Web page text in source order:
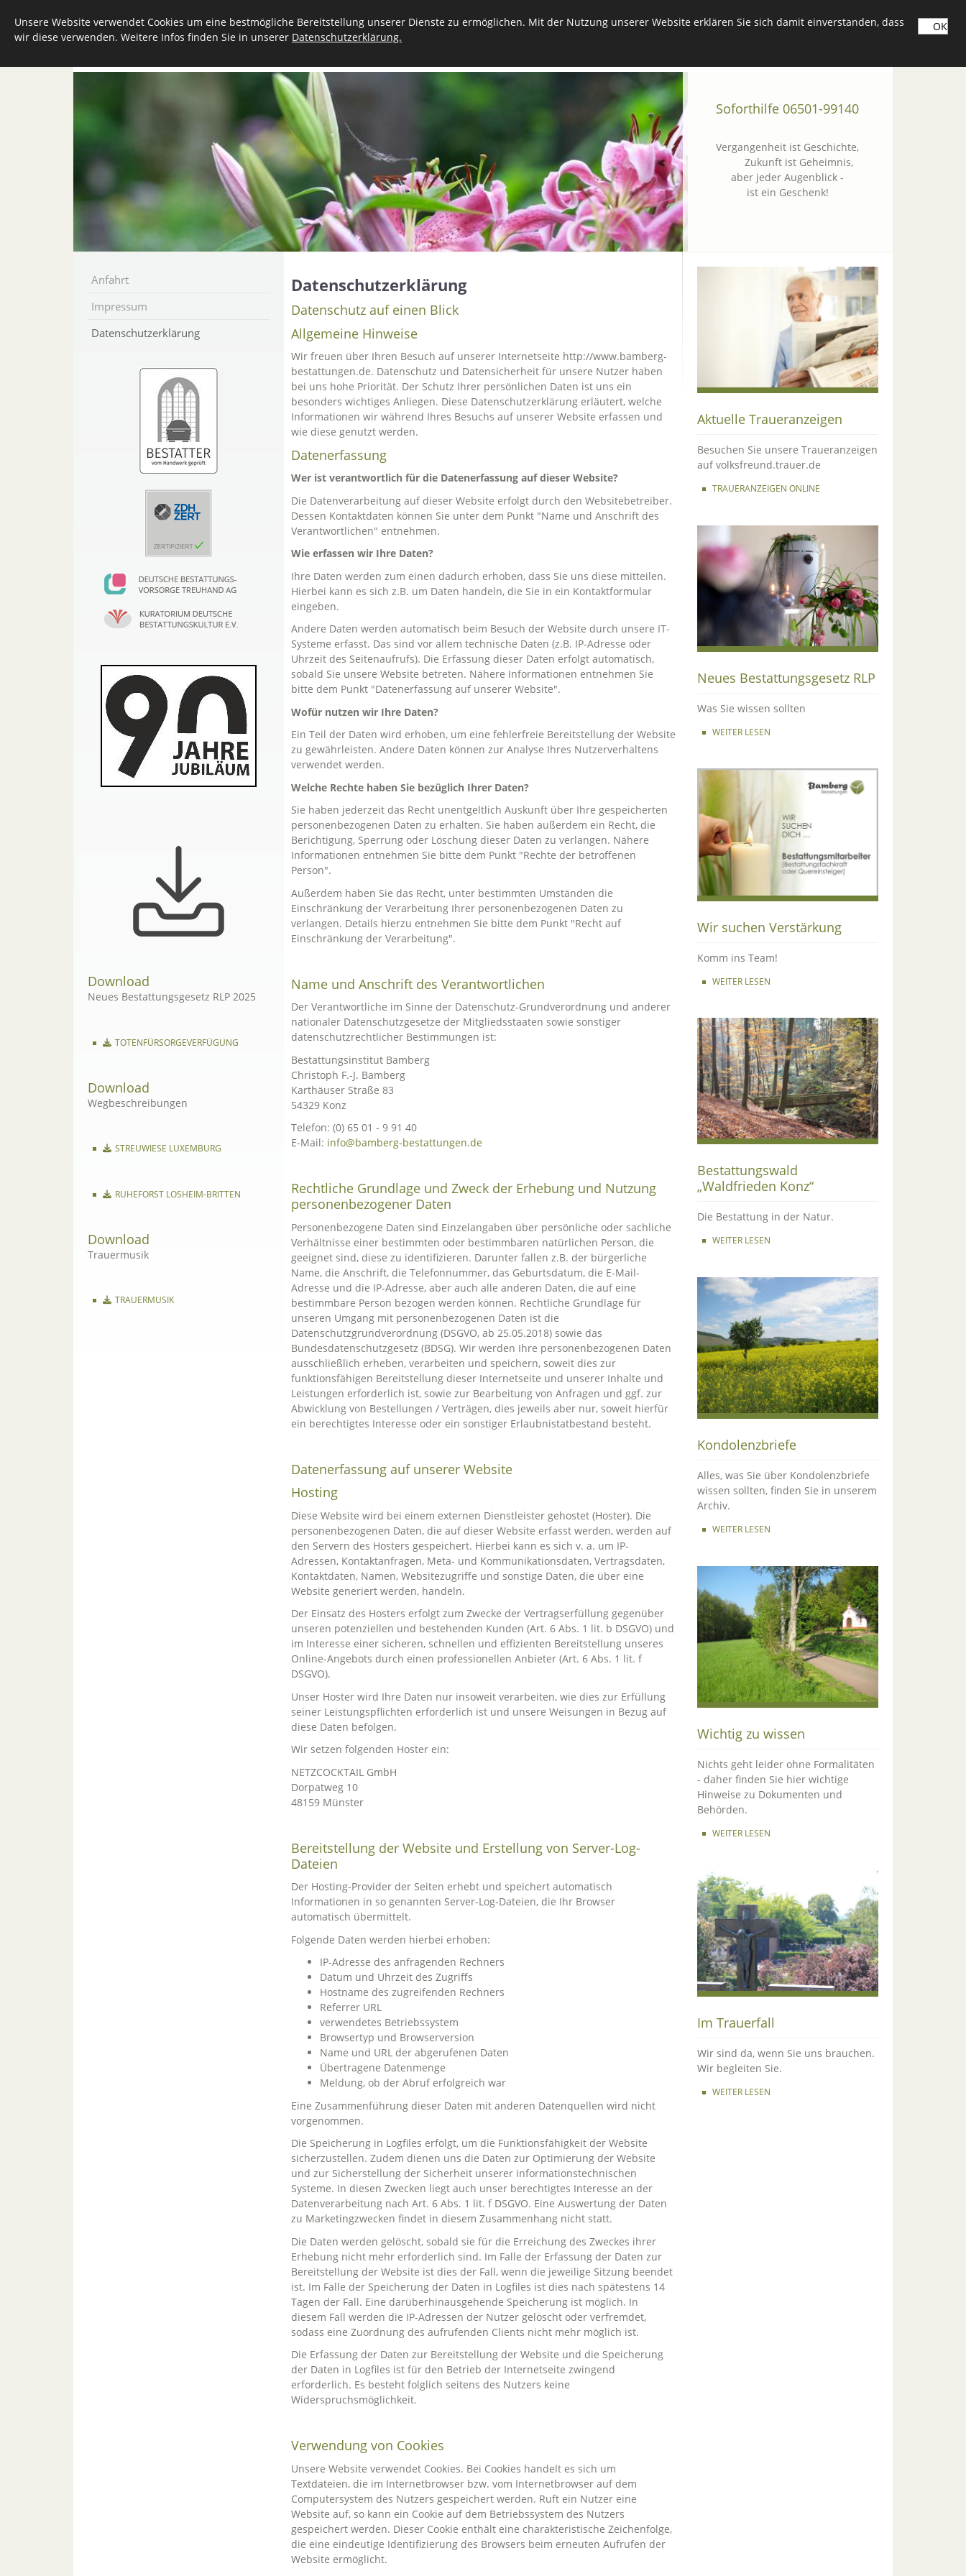
LEISTUNGEN VORSORGE STERBEFALL
Soforthilfe 06501-99140
Vergangenheit ist Geschichte,
Zukunft ist Geheimnis,
aber jeder Augenblick -
ist ein Geschenk!
Datenschutzerklärung
Datenschutz auf einen Blick
Allgemeine Hinweise
Wir freuen über Ihren Besuch auf unserer Internetseite http://www.bamberg-
bestattungen.de. Datenschutz und Datensicherheit für unsere Nutzer haben
bei uns hohe Priorität. Der Schutz Ihrer persönlichen Daten ist uns ein
besonders wichtiges Anliegen. Diese Datenschutzerklärung erläutert, welche
Informationen wir während Ihres Besuchs auf unserer Website erfassen und
wie diese genutzt werden.
Datenerfassung
Wer ist verantwortlich für die Datenerfassung auf dieser Website?
Die Datenverarbeitung auf dieser Website erfolgt durch den Websitebetreiber.
Dessen Kontaktdaten können Sie unter dem Punkt "Name und Anschrift des
Verantwortlichen" entnehmen.
Wie erfassen wir Ihre Daten?
Ihre Daten werden zum einen dadurch erhoben, dass Sie uns diese mitteilen.
Hierbei kann es sich z.B. um Daten handeln, die Sie in ein Kontaktformular
eingeben.
Andere Daten werden automatisch beim Besuch der Website durch unsere IT-
Systeme erfasst. Das sind vor allem technische Daten (z.B. IP-Adresse oder
Uhrzeit des Seitenaufrufs). Die Erfassung dieser Daten erfolgt automatisch,
sobald Sie unsere Website betreten. Nähere Informationen entnehmen Sie
bitte dem Punkt "Datenerfassung auf unserer Website".
Wofür nutzen wir Ihre Daten?
Ein Teil der Daten wird erhoben, um eine fehlerfreie Bereitstellung der Website
zu gewährleisten. Andere Daten können zur Analyse Ihres Nutzerverhaltens
verwendet werden.
Welche Rechte haben Sie bezüglich Ihrer Daten?
Sie haben jederzeit das Recht unentgeltlich Auskunft über Ihre gespeicherten
personenbezogenen Daten zu erhalten. Sie haben außerdem ein Recht, die
Berichtigung, Sperrung oder Löschung dieser Daten zu verlangen. Nähere
Informationen entnehmen Sie bitte dem Punkt "Rechte der betroffenen
Person".
Außerdem haben Sie das Recht, unter bestimmten Umständen die
Einschränkung der Verarbeitung Ihrer personenbezogenen Daten zu
verlangen. Details hierzu entnehmen Sie bitte dem Punkt "Recht auf
Einschränkung der Verarbeitung".
Name und Anschrift des Verantwortlichen
Der Verantwortliche im Sinne der Datenschutz-Grundverordnung und anderer
nationaler Datenschutzgesetze der Mitgliedsstaaten sowie sonstiger
datenschutzrechtlicher Bestimmungen ist:
Bestattungsinstitut Bamberg
Christoph F.-J. Bamberg
Karthäuser Straße 83
54329 Konz
Telefon: (0) 65 01 - 9 91 40
E-Mail: info@bamberg-bestattungen.de
Rechtliche Grundlage und Zweck der Erhebung und Nutzung
personenbezogener Daten
Personenbezogene Daten sind Einzelangaben über persönliche oder sachliche
Verhältnisse einer bestimmten oder bestimmbaren natürlichen Person, die
geeignet sind, diese zu identifizieren. Darunter fallen z.B. der bürgerliche
Name, die Anschrift, die Telefonnummer, das Geburtsdatum, die E-Mail-
Adresse und die IP-Adresse, aber auch alle anderen Daten, die auf eine
bestimmbare Person bezogen werden können. Rechtliche Grundlage für
unseren Umgang mit personenbezogenen Daten ist die
Datenschutzgrundverordnung (DSGVO, ab 25.05.2018) sowie das
Bundesdatenschutzgesetz (BDSG). Wir werden Ihre personenbezogenen Daten
ausschließlich erheben, verarbeiten und speichern, soweit dies zur
funktionsfähigen Bereitstellung dieser Internetseite und unserer Inhalte und
Leistungen erforderlich ist, sowie zur Bearbeitung von Anfragen und ggf. zur
Abwicklung von Bestellungen / Verträgen, dies jeweils aber nur, soweit hierfür
ein berechtigtes Interesse oder ein sonstiger Erlaubnistatbestand besteht.
Datenerfassung auf unserer Website
Hosting
Diese Website wird bei einem externen Dienstleister gehostet (Hoster). Die
personenbezogenen Daten, die auf dieser Website erfasst werden, werden auf
den Servern des Hosters gespeichert. Hierbei kann es sich v. a. um IP-
Adressen, Kontaktanfragen, Meta- und Kommunikationsdaten, Vertragsdaten,
Kontaktdaten, Namen, Websitezugriffe und sonstige Daten, die über eine
Website generiert werden, handeln.
Der Einsatz des Hosters erfolgt zum Zwecke der Vertragserfüllung gegenüber
unseren potenziellen und bestehenden Kunden (Art. 6 Abs. 1 lit. b DSGVO) und
im Interesse einer sicheren, schnellen und effizienten Bereitstellung unseres
Online-Angebots durch einen professionellen Anbieter (Art. 6 Abs. 1 lit. f
DSGVO).
Unser Hoster wird Ihre Daten nur insoweit verarbeiten, wie dies zur Erfüllung
seiner Leistungspflichten erforderlich ist und unsere Weisungen in Bezug auf
diese Daten befolgen.
Wir setzen folgenden Hoster ein:
NETZCOCKTAIL GmbH
Dorpatweg 10
48159 Münster
Bereitstellung der Website und Erstellung von Server-Log-
Dateien
Der Hosting-Provider der Seiten erhebt und speichert automatisch
Informationen in so genannten Server-Log-Dateien, die Ihr Browser
automatisch übermittelt.
Folgende Daten werden hierbei erhoben:
IP-Adresse des anfragenden Rechners
Datum und Uhrzeit des Zugriffs
Hostname des zugreifenden Rechners
Referrer URL
verwendetes Betriebssystem
Browsertyp und Browserversion
Name und URL der abgerufenen Daten
Übertragene Datenmenge
Meldung, ob der Abruf erfolgreich war
Eine Zusammenführung dieser Daten mit anderen Datenquellen wird nicht
vorgenommen.
Die Speicherung in Logfiles erfolgt, um die Funktionsfähigkeit der Website
sicherzustellen. Zudem dienen uns die Daten zur Optimierung der Website
und zur Sicherstellung der Sicherheit unserer informationstechnischen
Systeme. In diesen Zwecken liegt auch unser berechtigtes Interesse an der
Datenverarbeitung nach Art. 6 Abs. 1 lit. f DSGVO. Eine Auswertung der Daten
zu Marketingzwecken findet in diesem Zusammenhang nicht statt.
Die Daten werden gelöscht, sobald sie für die Erreichung des Zweckes ihrer
Erhebung nicht mehr erforderlich sind. Im Falle der Erfassung der Daten zur
Bereitstellung der Website ist dies der Fall, wenn die jeweilige Sitzung beendet
ist. Im Falle der Speicherung der Daten in Logfiles ist dies nach spätestens 14
Tagen der Fall. Eine darüberhinausgehende Speicherung ist möglich. In
diesem Fall werden die IP-Adressen der Nutzer gelöscht oder verfremdet,
sodass eine Zuordnung des aufrufenden Clients nicht mehr möglich ist.
Die Erfassung der Daten zur Bereitstellung der Website und die Speicherung
der Daten in Logfiles ist für den Betrieb der Internetseite zwingend
erforderlich. Es besteht folglich seitens des Nutzers keine
Widerspruchsmöglichkeit.
Verwendung von Cookies
Unsere Website verwendet Cookies. Bei Cookies handelt es sich um
Textdateien, die im Internetbrowser bzw. vom Internetbrowser auf dem
Computersystem des Nutzers gespeichert werden. Ruft ein Nutzer eine
Website auf, so kann ein Cookie auf dem Betriebssystem des Nutzers
gespeichert werden. Dieser Cookie enthält eine charakteristische Zeichenfolge,
die eine eindeutige Identifizierung des Browsers beim erneuten Aufrufen der
Website ermöglicht.
Anfahrt
Impressum
Datenschutzerklärung
Download
Neues Bestattungsgesetz RLP 2025
TOTENFÜRSORGEVERFÜGUNG
Download
Wegbeschreibungen
STREUWIESE LUXEMBURG
RUHEFORST LOSHEIM-BRITTEN
Download
Trauermusik
TRAUERMUSIK
Aktuelle Traueranzeigen
Besuchen Sie unsere Traueranzeigen
auf volksfreund.trauer.de
TRAUERANZEIGEN ONLINE
Neues Bestattungsgesetz RLP
Was Sie wissen sollten
WEITER LESEN
Wir suchen Verstärkung
Komm ins Team!
WEITER LESEN
Bestattungswald
„Waldfrieden Konz“
Die Bestattung in der Natur.
WEITER LESEN
Kondolenzbriefe
Alles, was Sie über Kondolenzbriefe
wissen sollten, finden Sie in unserem
Archiv.
WEITER LESEN
Wichtig zu wissen
Nichts geht leider ohne Formalitäten
- daher finden Sie hier wichtige
Hinweise zu Dokumenten und
Behörden.
WEITER LESEN
Im Trauerfall
Wir sind da, wenn Sie uns brauchen.
Wir begleiten Sie.
WEITER LESEN
OK
Unsere Website verwendet Cookies um eine bestmögliche Bereitstellung unserer Dienste zu ermöglichen. Mit der Nutzung unserer Website erklären Sie sich damit einverstanden, dass
wir diese verwenden. Weitere Infos finden Sie in unserer Datenschutzerklärung.